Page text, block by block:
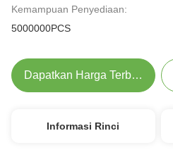
Kemampuan Penyediaan:
5000000PCS
Dapatkan Harga Terbaik
Informasi Rinci